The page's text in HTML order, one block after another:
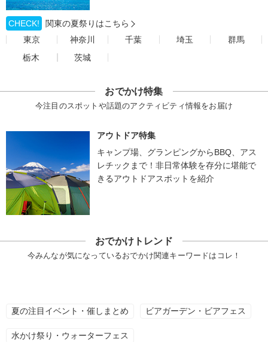
CHECK!
関東の夏祭りはこちら
東京
神奈川 千葉 埼玉
群馬
栃木
茨城
おでかけ特集
今注目のスポットや話題のアクティビティ情報をお届け
アウトドア特集
キャンプ場、グランピングからBBQ、アス
レチックまで！非日常体験を存分に堪能で
きるアウトドアスポットを紹介
おでかけトレンド
今みんなが気になっているおでかけ関連キーワードはコレ！
夏の注目イベント・催しまとめ ビアガーデン・ビアフェス
水かけ祭り・ウォーターフェス